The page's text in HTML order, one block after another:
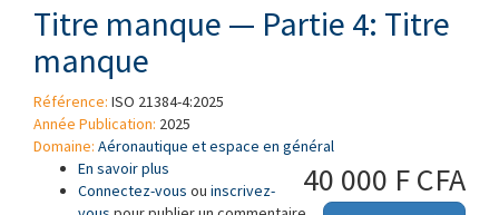
Titre manque — Partie 4: Titre
manque
Référence: ISO 21384-4:2025
Année Publication: 2025
Domaine: Aéronautique et espace en général
40 000 F CFA
En savoir plus à propos de Titre manque — Partie 4: Titre
manque
Connectez-vous ou inscrivez-